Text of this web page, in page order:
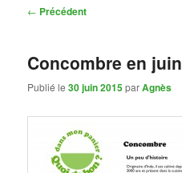
Navigation
← Précédent
Concombre en juin
Publié le30 juin 2015parAgnès